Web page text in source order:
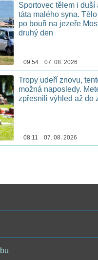
Sportovec tělem i duší
táta malého syna.
po bouři na jezeře
druhý den
09:54 07. 08. 2026
Tropy udeří znovu,
možná naposledy.
zpřesnili výhled až do
08:11 07. 08. 2026